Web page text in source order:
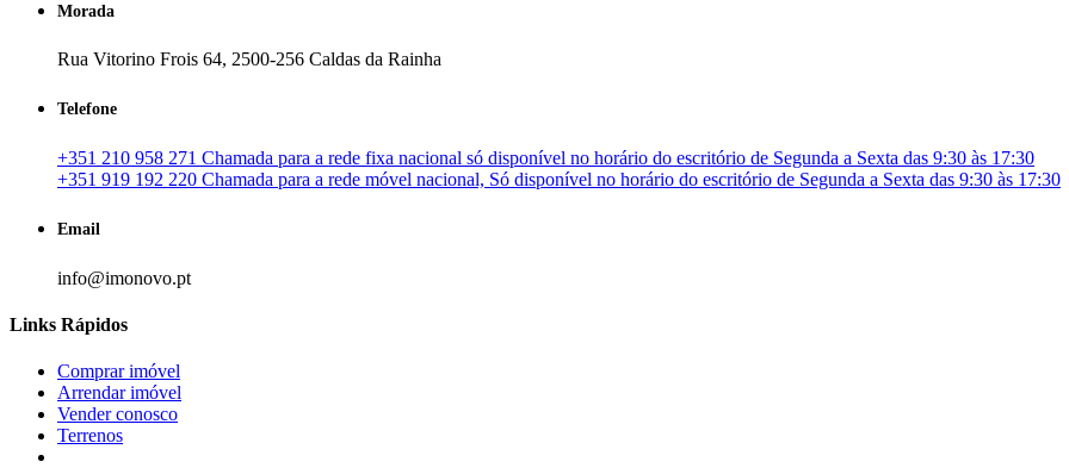
Morada
Rua Vitorino Frois 64, 2500-256 Caldas da Rainha
Telefone
+351 210 958 271 Chamada para a rede fixa nacional só disponível no horário do escritório de Segunda a Sexta das 9:30 às 17:30
+351 919 192 220 Chamada para a rede móvel nacional, Só disponível no horário do escritório de Segunda a Sexta das 9:30 às 17:30
Email
info@imonovo.pt
Links Rápidos
Comprar imóvel
Arrendar imóvel
Vender conosco
Terrenos